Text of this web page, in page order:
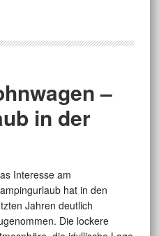
–
in der
Interesse am
hat in den
Jahren deutlich
Die lockere